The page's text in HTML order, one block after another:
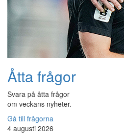
Åtta frågor
Svara på åtta frågor
om veckans nyheter.
Gå till frågorna
4 augusti 2026